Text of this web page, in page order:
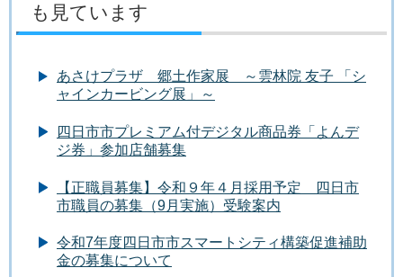
も見ています
あさけプラザ 郷土作家展 ～雲林院 友子 「シ
ャインカービング展」～
四日市市プレミアム付デジタル商品券「よんデ
ジ券」参加店舗募集
【正職員募集】令和９年４月採用予定 四日市
市職員の募集（9月実施）受験案内
令和7年度四日市市スマートシティ構築促進補助
金の募集について